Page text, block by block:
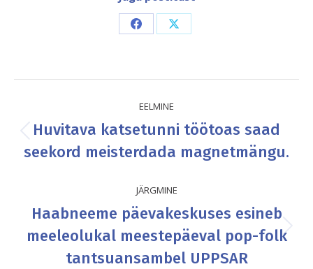
Share
Facebook
Share
X
navigation
EELMINE
Previous
post:
Huvitava katsetunni töötoas saad
seekord meisterdada magnetmängu.
JÄRGMINE
Next
post:
Haabneeme päevakeskuses esineb
meeleolukal meestepäeval pop-folk
tantsuansambel UPPSAR